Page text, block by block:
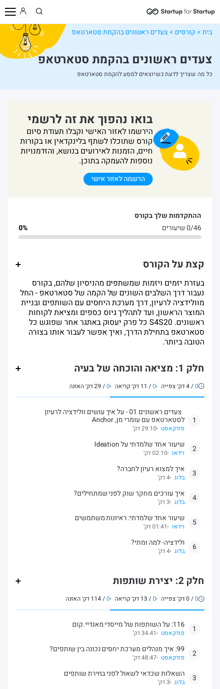
בית> קורסים > צעדים ראשונים בהקמת סטארטאפ
צעדים ראשונים בהקמת סטארטאפ
כל מה שצריך לדעת כשיוצאים למסע להקמת סטארטאפ
בואו נהפוך את זה לרשמי
הירשמו לאזור האישי וקבלו תעודת סיום
קורס שתוכלו לשתף בלינקדאין או בקורות
חיים, הזמנות לאירועים בנושא, והזדמנויות
נוספות להעמקה בתוכן.
הרשמה לאזור אישי
ההתקדמות שלך בקורס
0/46 שיעורים
0%
קצת על הקורס
בעזרת יזמים ויזמות שמשתפים מהניסיון שלהם, בקורס
נעבור דרך השלבים השונים של הקמה של סטארטאפ - החל
מוולידציה לרעיון, דרך מערכת היחסים עם השותפים ובניית
המוצר הראשון, ועד לתהליך גיוס כספים ומציאת לקוחות
ראשונים. S4S20 כל פרק יעסוק באתגר אחר שפוגש כל
סטארטאפ בתחילת הדרך, ואיך אפשר לעבור אותו בצורה
הטובה ביותר.
חלק 1: מציאה והוכחה של בעיה
0
/
4דק׳ צפייה 0
/
11 דק׳ קריאה 0
/
29דק׳ האזנה
1
צעדים ראשונים 01 - על איך עושים וולידציה לרעיון
לסטארטאפ עם עומרי מן, Anchor
פודקאסט 29:10 דק’
2 שיעור אחד שלמדתי על Ideation
וידאו 02:10 דק’
3 איך למצוא רעיון לחברה?
בלוג 4 דק’
4 איך עורכים מחקר שוק לפני שמתחילים?
בלוג 3 דק’
5 שיעור אחד שלמדתי: ראיונות משתמשים
וידאו 01:41 דק’
6 ולידציה- למה ומתי?
בלוג 4 דק’
חלק 2: יצירת שותפות
0
/
0דק׳ צפייה 0
/
13 דק׳ קריאה 0
/
114 דק׳ האזנה
1 116: על השותפות של מייסדי מאנדיי.קום
פודקאסט 34.41 דק’
2 99: איך מנהלים מערכת יחסים נכונה בין שותפים?
פודקאסט 48:47 דק’
3 השאלות שכדאי לשאול לפני בחירת שותפים
בלוג 3 דק’